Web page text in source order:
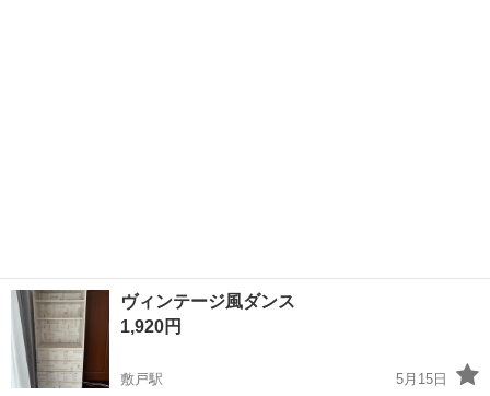
ヴィンテージ風ダンス
1,920円
敷戸駅
5月15日